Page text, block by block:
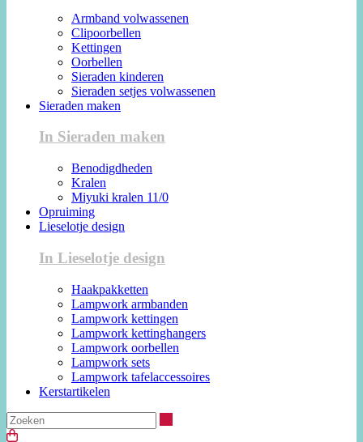
Armband volwassenen
Clipoorbellen
Kettingen
Oorbellen
Sieraden kinderen
Sieraden setjes volwassenen
Sieraden maken
In Sieraden maken
Benodigdheden
Kralen
Miyuki kralen 11/0
Opruiming
Lieselotje design
In Lieselotje design
Haakpakketten
Lampwork armbanden
Lampwork kettingen
Lampwork kettinghangers
Lampwork oorbellen
Lampwork sets
Lampwork tafelaccessoires
Kerstartikelen